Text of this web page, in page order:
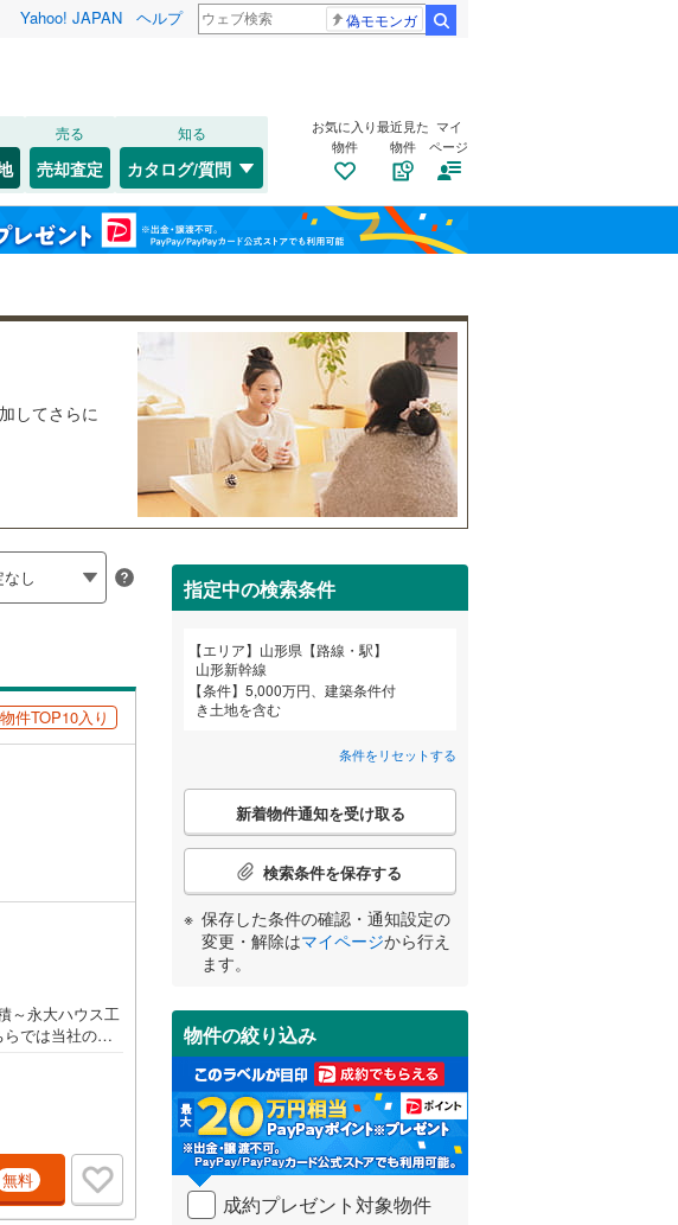
Yahoo! JAPAN ヘルプ 偽モモンガ
売る
売却査定
知る
カタログ/質問
お気に入り
物件
最近見た
物件
マイ
ページ
してさらに
件TOP10入り
～永大ハウス工
では当社の強
や商業施設、
件選びをして
なスタッフ＞
に関する様々
についても、誠
！お子様連れ
休日火・水曜日
無料
指定中の検索条件
エリア
山形県【路線・駅】
山形新幹線
条件
5,000万円、建築条件付
き土地を含む
条件をリセットする
こ
検
条
件
受
け
取
る
・
条
件
を
新着物件通知を受け取る
検索条件を保存する
保存した条件の確認・通知設定の
変更・解除はマイページから行え
ます。
物件の絞り込み
成約プレゼント対象物件
山形 福島
和歌山
山口
鹿児島
条件をリセットする
鶴岡市(1)
寒河江市(0)
尾花沢市(0
東村山郡中山町 (1)
西村山郡朝日町(0)
最上郡金山町( 0)
最上郡真室川町(0)
最上郡戸沢村(0)
西置賜郡小国町(0)
東田川郡三川町(0)
条件をリセットする
る 条件をリセットする
陸羽西線(1
左沢線(23)
条件をリセットする
(5) (0) (0)
る 条件をリセットする
南道路（2）
古家あり（3）
地域
小学校まで1km以内（ 4 ）
る 条件をリセットする
設定できます。
件付き土地を
を見る
を見る